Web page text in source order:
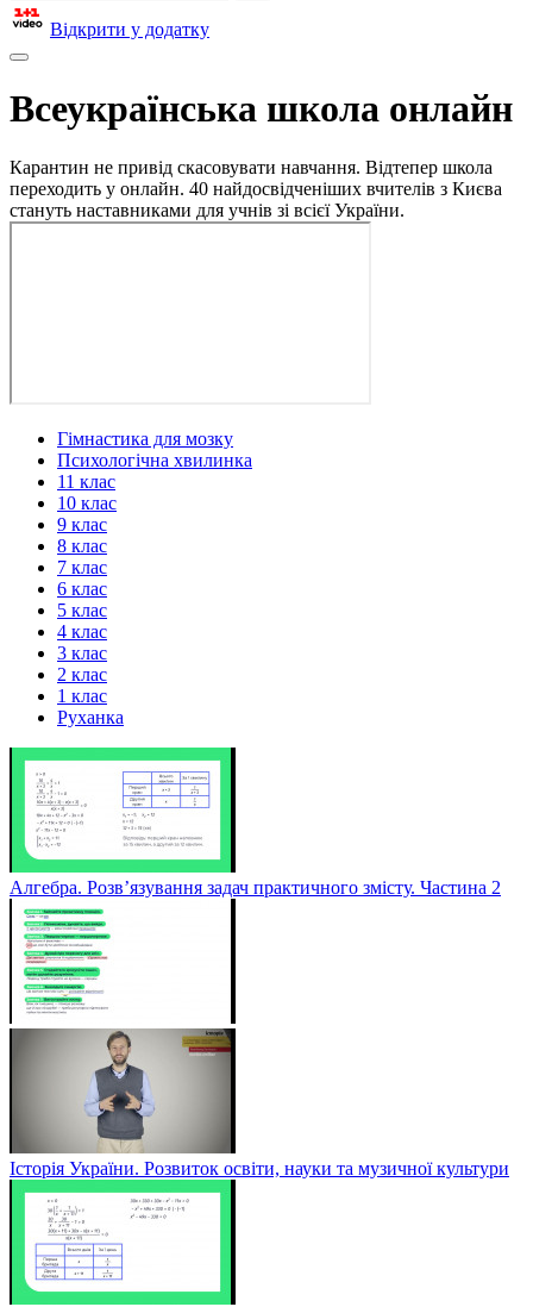
Відкрити у додатку
Всеукраїнська школа онлайн
Карантин не привід скасовувати навчання. Відтепер школа
переходить у онлайн. 40 найдосвідченіших вчителів з Києва
стануть наставниками для учнів зі всієї України.
Гімнастика для мозку
Психологічна хвилинка
11 клас
10 клас
9 клас
8 клас
7 клас
6 клас
5 клас
4 клас
3 клас
2 клас
1 клас
Руханка
Алгебра. Розв’язування задач практичного змісту. Частина 2
Історія України. Розвиток освіти, науки та музичної культури